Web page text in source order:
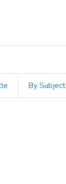
By Subject